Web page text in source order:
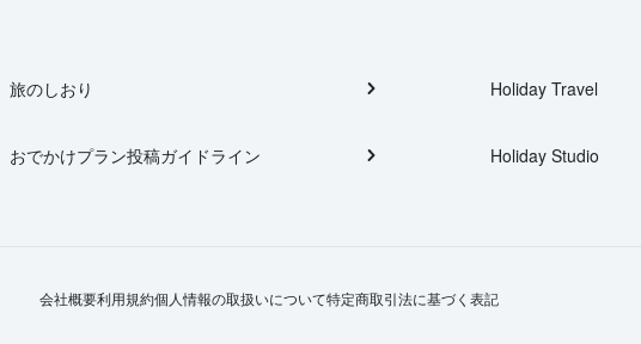
旅のしおり
おでかけプラン投稿ガイドライン
Holiday Travel
Holiday Studio
会社概要利用規約個人情報の取扱いについて特定商取引法に基づく表記